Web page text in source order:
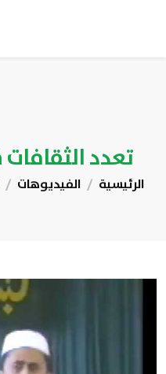
تعدد
الرئيسية الفيديوهات